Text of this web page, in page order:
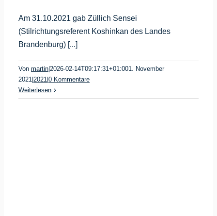
Am 31.10.2021 gab Züllich Sensei
(Stilrichtungsreferent Koshinkan des Landes
Brandenburg) [...]
Von martin 2026-02-14T09:17:31+01:001. November
2021 2021 0 Kommentare
Weiterlesen